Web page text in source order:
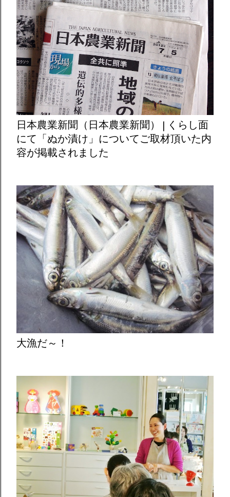
日本農業新聞（日本農業新聞） | くらし面
にて「ぬか漬け」についてご取材頂いた内
容が掲載されました
大漁だ～！